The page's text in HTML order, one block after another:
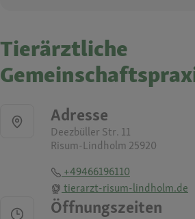
Tierärztliche
Adresse
Deezbüller Str. 11
Risum-Lindholm 25920
+49466196110
tierarzt-risum-lindholm.de
Öffnungszeiten